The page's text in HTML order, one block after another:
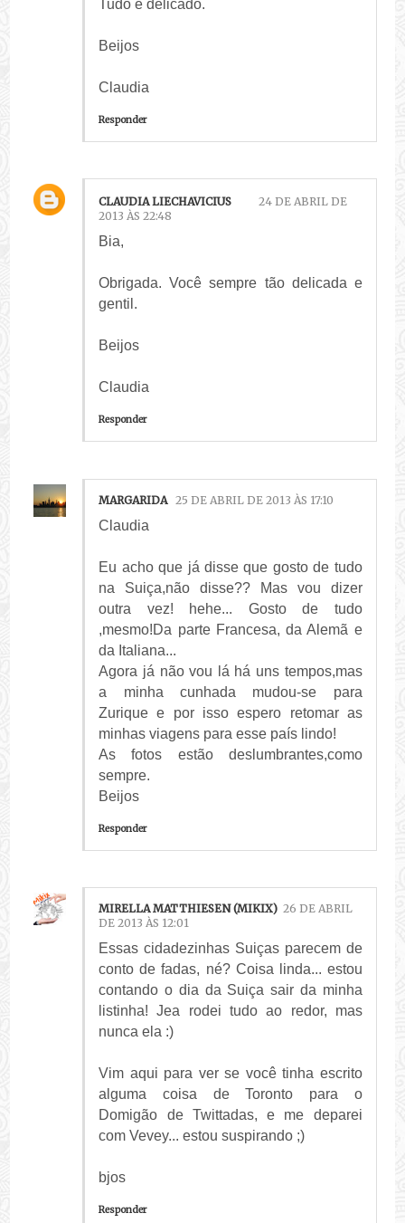
Tudo é delicado.
Beijos
Claudia
Responder
CLAUDIA LIECHAVICIUS
24 DE ABRIL DE
2013 ÀS 22:48
Bia,
Obrigada. Você sempre tão delicada e
gentil.
Beijos
Claudia
Responder
MARGARIDA 25 DE ABRIL DE 2013 ÀS 17:10
Claudia
Eu acho que já disse que gosto de tudo
na Suiça,não disse?? Mas vou dizer
outra vez! hehe... Gosto de tudo
,mesmo!Da parte Francesa, da Alemã e
da Italiana...
Agora já não vou lá há uns tempos,mas
a minha cunhada mudou-se para
Zurique e por isso espero retomar as
minhas viagens para esse país lindo!
As fotos estão deslumbrantes,como
sempre.
Beijos
Responder
MIRELLA MATTHIESEN (MIKIX) 26 DE ABRIL
DE 2013 ÀS 12:01
Essas cidadezinhas Suiças parecem de
conto de fadas, né? Coisa linda... estou
contando o dia da Suiça sair da minha
listinha! Jea rodei tudo ao redor, mas
nunca ela :)
Vim aqui para ver se você tinha escrito
alguma coisa de Toronto para o
Domigão de Twittadas, e me deparei
com Vevey... estou suspirando ;)
bjos
Responder